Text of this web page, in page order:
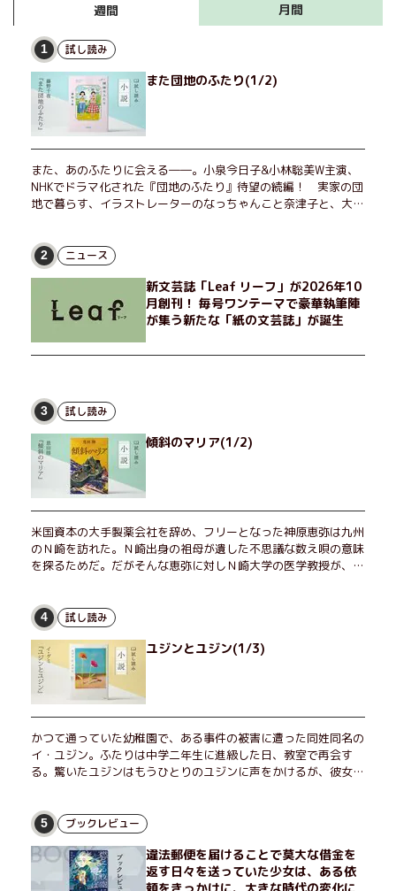
週間 月間
1 試し読み
また団地のふたり(1/2)
また、あのふたりに会える――。小泉今日子&小林聡美W主演、
NHKでドラマ化された『団地のふたり』待望の続編！ 実家の団
地で暮らす、イラストレーターのなっちゃんこと奈津子と、大学
げたり、部屋でふたりだけの「台湾映画祭」を催したり。50代
独身、幼なじみの変わらぬ友情とささやかな幸せの日々を描く。
2 ニュース
新文芸誌「Leaf リーフ」が2026年10
月創刊！ 毎号ワンテーマで豪華執筆陣
が集う新たな「紙の文芸誌」が誕生
3 試し読み
傾斜のマリア(1/2)
米国資本の大手製薬会社を辞め、フリーとなった神原恵弥は九州
のＮ崎を訪れた。Ｎ崎出身の祖母が遺した不思議な数え唄の意味
を探るためだ。だがそんな恵弥に対しＮ崎大学の医学教授が、米
恵弥は、まるで影のような存在の博士とまみえることはできるの
か？ そして、唄の歌詞「かたむくマリア」に込められた秘密と
は？ 謎めいたラストが鮮烈な余韻を残すシリーズ第四作！
4 試し読み
ユジンとユジン(1/3)
かつて通っていた幼稚園で、ある事件の被害に遭った同姓同名の
イ・ユジン。ふたりは中学二年生に進級した日、教室で再会す
る。驚いたユジンはもうひとりのユジンに声をかけるが、彼女は
トセラー小説の邦訳版。
5 ブックレビュー
違法郵便を届けることで莫大な借金を
返す日々を送っていた少女は、ある依